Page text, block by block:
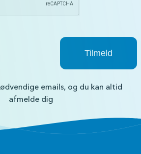
emails, og du kan altid
afmelde dig